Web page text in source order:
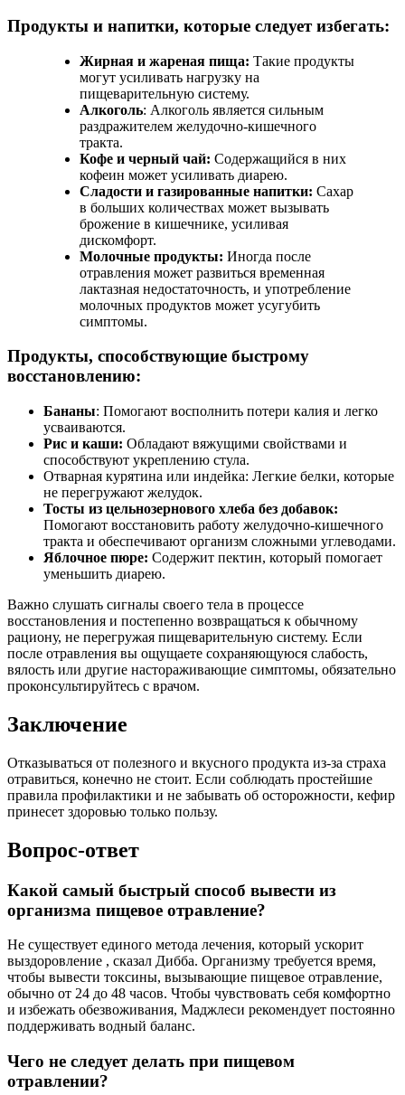
Продукты и напитки, которые следует избегать:
Жирная и жареная пища: Такие продукты
могут усиливать нагрузку на
пищеварительную систему.
Алкоголь: Алкоголь является сильным
раздражителем желудочно-кишечного
тракта.
Кофе и черный чай: Содержащийся в них
кофеин может усиливать диарею.
Сладости и газированные напитки: Сахар
в больших количествах может вызывать
брожение в кишечнике, усиливая
дискомфорт.
Молочные продукты: Иногда после
отравления может развиться временная
лактазная недостаточность, и употребление
молочных продуктов может усугубить
симптомы.
Продукты, способствующие быстрому
восстановлению:
Бананы: Помогают восполнить потери калия и легко
усваиваются.
Рис и каши: Обладают вяжущими свойствами и
способствуют укреплению стула.
Отварная курятина или индейка: Легкие белки, которые
не перегружают желудок.
Тосты из цельнозернового хлеба без добавок:
Помогают восстановить работу желудочно-кишечного
тракта и обеспечивают организм сложными углеводами.
Яблочное пюре: Содержит пектин, который помогает
уменьшить диарею.
Важно слушать сигналы своего тела в процессе
восстановления и постепенно возвращаться к обычному
рациону, не перегружая пищеварительную систему. Если
после отравления вы ощущаете сохраняющуюся слабость,
вялость или другие настораживающие симптомы, обязательно
проконсультируйтесь с врачом.
Заключение
Отказываться от полезного и вкусного продукта из-за страха
отравиться, конечно не стоит. Если соблюдать простейшие
правила профилактики и не забывать об осторожности, кефир
принесет здоровью только пользу.
Вопрос-ответ
Какой самый быстрый способ вывести из
организма пищевое отравление?
Не существует единого метода лечения, который ускорит
выздоровление , сказал Дибба. Организму требуется время,
чтобы вывести токсины, вызывающие пищевое отравление,
обычно от 24 до 48 часов. Чтобы чувствовать себя комфортно
и избежать обезвоживания, Маджлеси рекомендует постоянно
поддерживать водный баланс.
Чего не следует делать при пищевом
отравлении?